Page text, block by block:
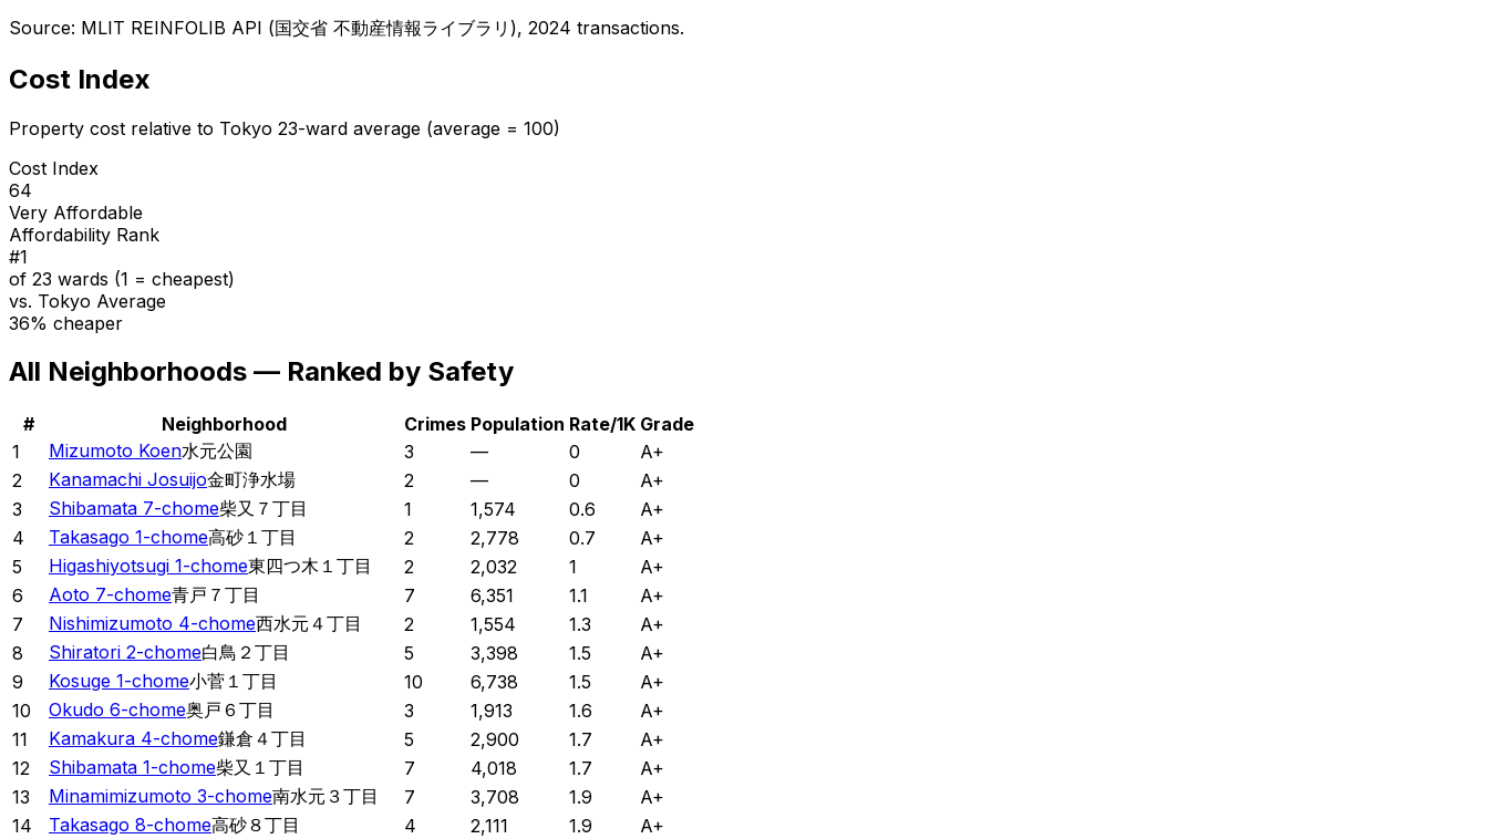
Source: MLIT REINFOLIB API (国交省 不動産情報ライブラリ), 2024 transactions.
Cost Index
Property cost relative to Tokyo 23-ward average (average = 100)
Cost Index
64
Very Affordable
Affordability Rank
#1
of 23 wards (1 = cheapest)
vs. Tokyo Average
36% cheaper
All Neighborhoods — Ranked by Safety
# Neighborhood Crimes Population Rate/1K Grade
1
Mizumoto Koen水元公園 3 — 0
A+
2
Kanamachi Josuijo金町浄水場 2 — 0
A+
3
Shibamata 7-chome柴又７丁目 1 1,574 0.6
A+
4
Takasago 1-chome高砂１丁目 2 2,778 0.7
A+
5
Higashiyotsugi 1-chome東四つ木１丁目 2 2,032 1
A+
6
Aoto 7-chome青戸７丁目 7 6,351 1.1
A+
7
Nishimizumoto 4-chome西水元４丁目 2 1,554 1.3
A+
8
Shiratori 2-chome白鳥２丁目 5 3,398 1.5
A+
9
Kosuge 1-chome小菅１丁目 10 6,738 1.5
A+
10
Okudo 6-chome奥戸６丁目 3 1,913 1.6
A+
11
Kamakura 4-chome鎌倉４丁目 5 2,900 1.7
A+
12
Shibamata 1-chome柴又１丁目 7 4,018 1.7
A+
13
Minamimizumoto 3-chome南水元３丁目 7 3,708 1.9
A+
14
Takasago 8-chome高砂８丁目 4 2,111 1.9
A+